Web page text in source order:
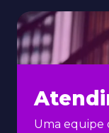
Uma equipe